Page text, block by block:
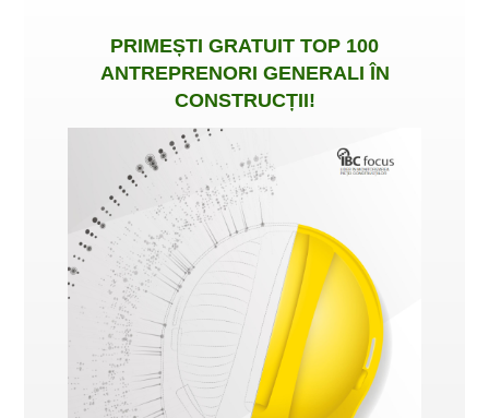
PRIMEȘTI GRATUIT TOP 100
ANTREPRENORI GENERALI ÎN
CONSTRUCȚII!